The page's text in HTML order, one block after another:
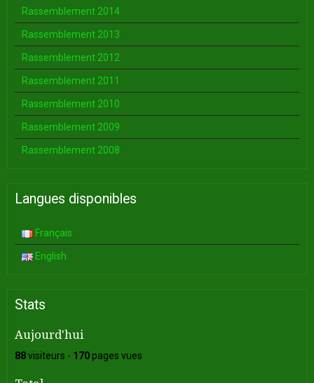
Rassemblement 2014
Rassemblement 2013
Rassemblement 2012
Rassemblement 2011
Rassemblement 2010
Rassemblement 2009
Rassemblement 2008
Langues disponibles
Français
English
Stats
Aujourd'hui
88visiteurs - 170pages vues